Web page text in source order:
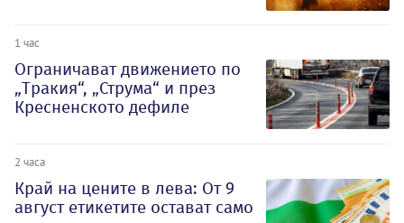
1 час
Ограничават движението по
„Тракия“, „Струма“ и през
Кресненското дефиле
2 часа
Край на цените в лева: От 9
август етикетите остават само